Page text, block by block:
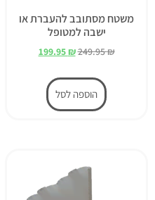
משטח מסתובב להעברת או
ישבה למטופל
249.95₪
199.95₪
הוספה לסל